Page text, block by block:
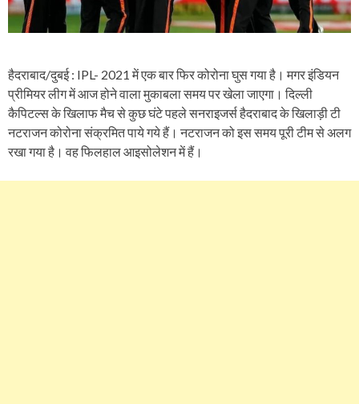
हैदराबाद/दुबई : IPL- 2021 में एक बार फिर कोरोना घुस गया है। मगर इंडियन
प्रीमियर लीग में आज होने वाला मुकाबला समय पर खेला जाएगा। दिल्ली
कैपिटल्स के खिलाफ मैच से कुछ घंटे पहले सनराइजर्स हैदराबाद के खिलाड़ी टी
नटराजन कोरोना संक्रमित पाये गये हैं। नटराजन को इस समय पूरी टीम से अलग
रखा गया है। वह फिलहाल आइसोलेशन में हैं।